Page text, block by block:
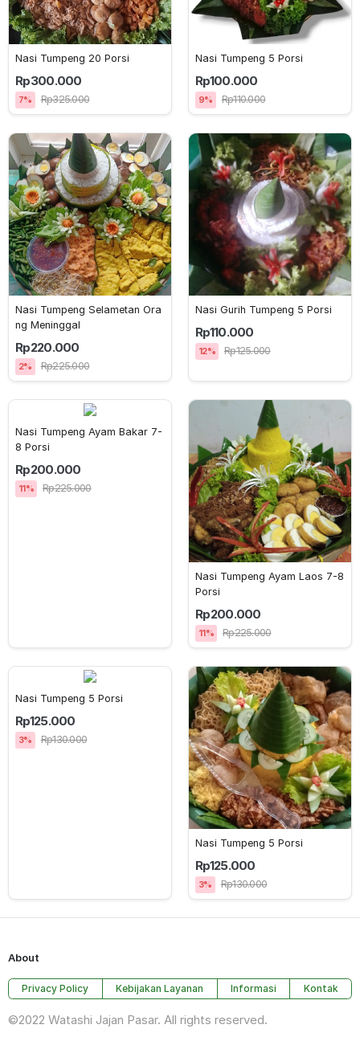
Nasi Tumpeng 20 Porsi
Rp300.000
7% Rp325.000
Nasi Tumpeng 5 Porsi
Rp100.000
9% Rp110.000
Nasi Tumpeng Selametan Ora
ng Meninggal
Rp220.000
2% Rp225.000
Nasi Gurih Tumpeng 5 Porsi
Rp110.000
12% Rp125.000
Nasi Tumpeng Ayam Bakar 7-
8 Porsi
Rp200.000
11% Rp225.000
Nasi Tumpeng Ayam Laos 7-8
Porsi
Rp200.000
11% Rp225.000
Nasi Tumpeng 5 Porsi
Rp125.000
3% Rp130.000
Nasi Tumpeng 5 Porsi
Rp125.000
3% Rp130.000
About
Privacy Policy Kebijakan Layanan Informasi Kontak
©2022 Watashi Jajan Pasar. All rights reserved.